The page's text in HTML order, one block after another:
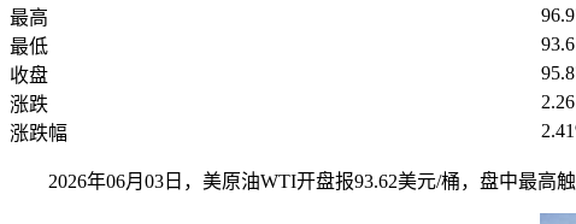
最高
最低
收盘
涨跌
2.26
涨跌幅
2026年06月03日，美原油WTI开盘报93.62美元/桶，盘中最高